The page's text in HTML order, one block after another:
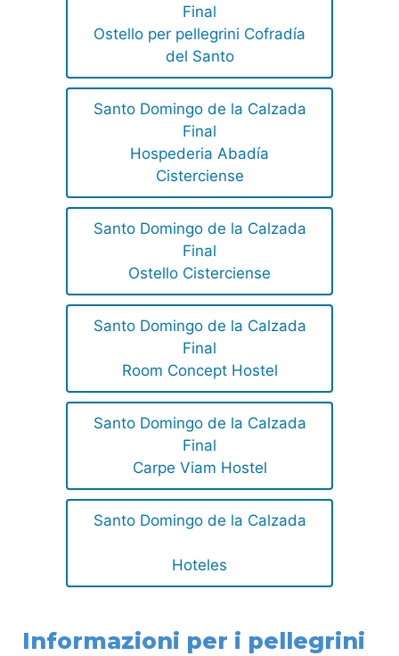
Final
Ostello per pellegrini Cofradía
del Santo
Santo Domingo de la Calzada
Final
Hospederia Abadía
Cisterciense
Santo Domingo de la Calzada
Final
Ostello Cisterciense
Santo Domingo de la Calzada
Final
Room Concept Hostel
Santo Domingo de la Calzada
Final
Carpe Viam Hostel
Santo Domingo de la Calzada
Hoteles
Informazioni per i pellegrini